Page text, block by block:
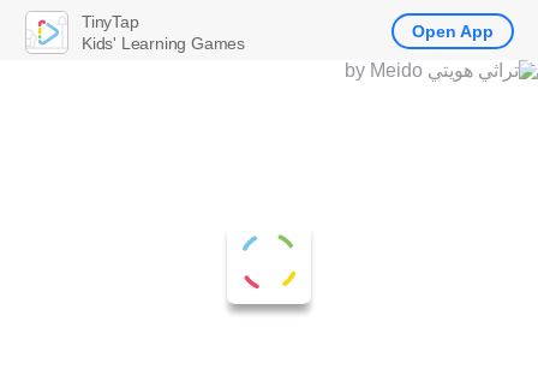
TinyTap
Kids' Learning Games
Open App